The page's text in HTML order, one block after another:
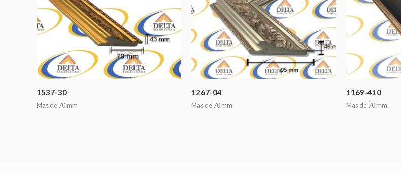
1537-30
Mas de 70 mm
1267-04
Mas de 70 mm
1169-410
Mas de 70 mm